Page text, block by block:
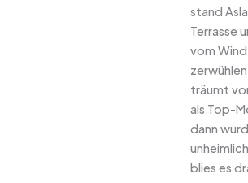
stand
Terrasse
vom
träumt
als Top-
dann
blies es